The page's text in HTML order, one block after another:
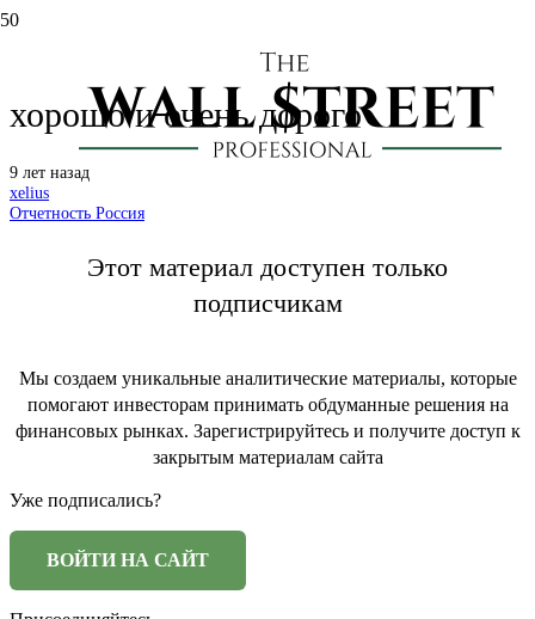
X5: отчет за 2 кв. 2017. Очень
хорошо и очень дорого
9 лет назад
xelius
Отчетность Россия
Этот материал доступен только
подписчикам
Мы создаем уникальные аналитические материалы, которые
помогают инвесторам принимать обдуманные решения на
финансовых рынках. Зарегистрируйтесь и получите доступ к
закрытым материалам сайта
Уже подписались?